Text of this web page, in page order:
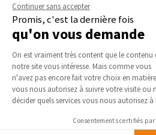
Continuer sans accepter
Promis, c'est la dernière fois
qu'on vous demande
Plateforme de
On est vraiment très content que le contenu
notre site vous intéresse. Mais comme vous
n'avez pas encore fait votre choix en
vous nous autorisez à suivre votre visite ou
décider quels services vous nous autorisez à
Consentements certifiés par
Axeptio